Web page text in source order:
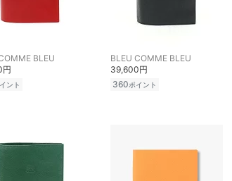
BLEU
円
ント
BLEU COMME BLEU
39,600円
360ポイント